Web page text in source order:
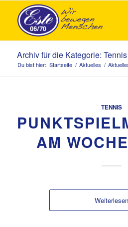
Archiv für die Kategorie: Tennis
Du bist hier: Startseite / Aktuelles /
TENNIS
AM
Weiterlesen